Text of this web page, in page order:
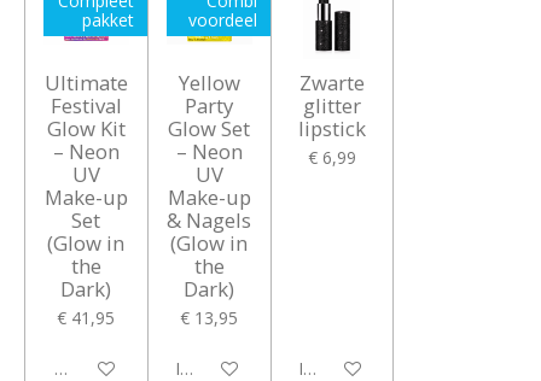
pakket
Ultimate
Festival
Glow Kit
– Neon
UV
Make-up
Set
(Glow in
the
Dark)
€ 41,95
Bekijk details
voordeel
Yellow
Party
Glow Set
– Neon
UV
Make-up
& Nagels
(Glow in
the
Dark)
€ 13,95
In winkelwagen
Zwarte
glitter
lipstick
€ 6,99
In winkelwagen